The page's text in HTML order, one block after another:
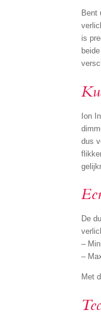
Bent
is
Ion
dus
De
–
–
Met